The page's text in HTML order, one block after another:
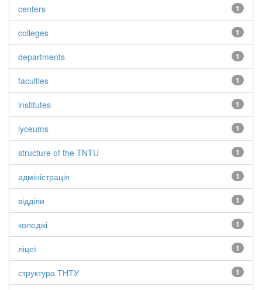
1
centers
1
colleges
1
departments
1
faculties
1
institutes
1
lyceums
1
structure of the TNTU
1
адміністрація
1
відділи
1
коледжі
1
ліцеї
1
структура ТНТУ